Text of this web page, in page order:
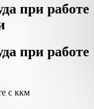
при работе
при работе